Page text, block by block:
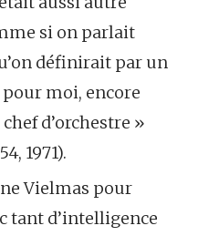
si on parlait
définirait par un
moi, encore
d’orchestre »
1971).
Vielmas pour
tant d’intelligence